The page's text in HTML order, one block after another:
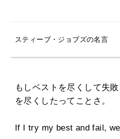
スティーブ・ジョブズの名言
もしベストを尽くして失
を尽くしたってことさ。
If I try my best and fail,